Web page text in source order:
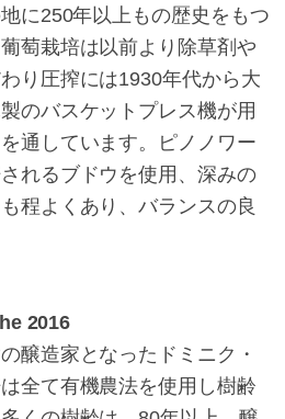
に250年以上もの歴史をもつ
萄栽培は以前より除草剤や
り圧搾には1930年代から大
のバスケットプレス機が用
通しています。ピノノワー
れるブドウを使用、深みの
程よくあり、バランスの良
2016
醸造家となったドミニク・
全て有機農法を使用し樹齢